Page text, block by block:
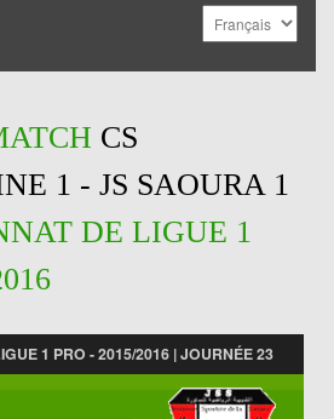
CS
1 - JS SAOURA 1
DE LIGUE 1
1 PRO - 2015/2016 | JOURNÉE 23